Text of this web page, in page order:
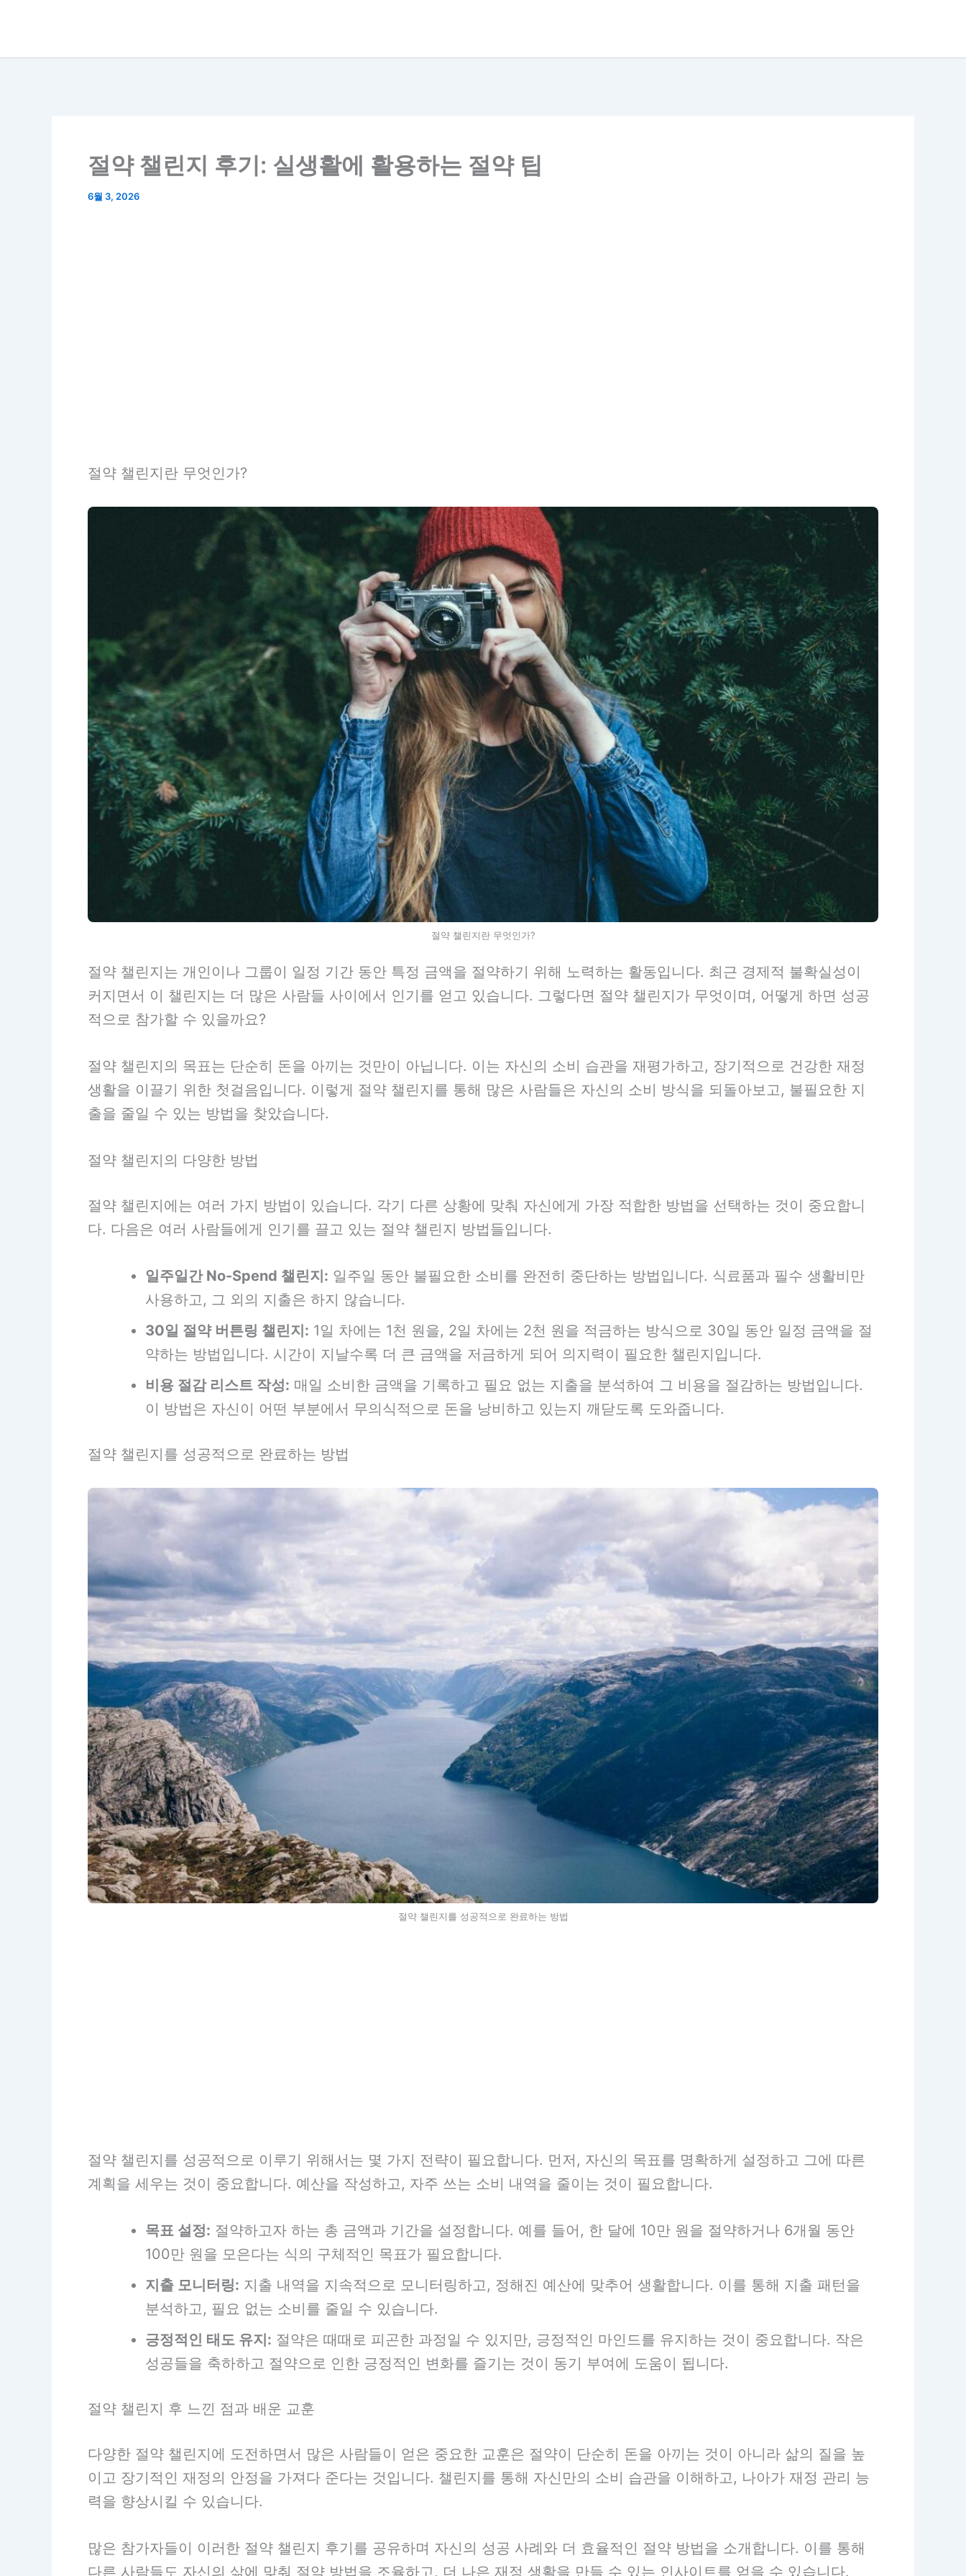
츠
절약 챌린지 후기: 실생활에 활용하는 절약 팁
6월 3, 2026
절약 챌린지란 무엇인가?
절약 챌린지란 무엇인가?
절약 챌린지는 개인이나 그룹이 일정 기간 동안 특정 금액을 절약하기 위해 노력하는 활동입니다. 최근 경제적 불확실성이
커지면서 이 챌린지는 더 많은 사람들 사이에서 인기를 얻고 있습니다. 그렇다면 절약 챌린지가 무엇이며, 어떻게 하면 성공
적으로 참가할 수 있을까요?
절약 챌린지의 목표는 단순히 돈을 아끼는 것만이 아닙니다. 이는 자신의 소비 습관을 재평가하고, 장기적으로 건강한 재정
생활을 이끌기 위한 첫걸음입니다. 이렇게 절약 챌린지를 통해 많은 사람들은 자신의 소비 방식을 되돌아보고, 불필요한 지
출을 줄일 수 있는 방법을 찾았습니다.
절약 챌린지의 다양한 방법
절약 챌린지에는 여러 가지 방법이 있습니다. 각기 다른 상황에 맞춰 자신에게 가장 적합한 방법을 선택하는 것이 중요합니
다. 다음은 여러 사람들에게 인기를 끌고 있는 절약 챌린지 방법들입니다.
일주일간 No-Spend 챌린지: 일주일 동안 불필요한 소비를 완전히 중단하는 방법입니다. 식료품과 필수 생활비만
사용하고, 그 외의 지출은 하지 않습니다.
30일 절약 버튼링 챌린지: 1일 차에는 1천 원을, 2일 차에는 2천 원을 적금하는 방식으로 30일 동안 일정 금액을 절
약하는 방법입니다. 시간이 지날수록 더 큰 금액을 저금하게 되어 의지력이 필요한 챌린지입니다.
비용 절감 리스트 작성: 매일 소비한 금액을 기록하고 필요 없는 지출을 분석하여 그 비용을 절감하는 방법입니다.
이 방법은 자신이 어떤 부분에서 무의식적으로 돈을 낭비하고 있는지 깨닫도록 도와줍니다.
절약 챌린지를 성공적으로 완료하는 방법
절약 챌린지를 성공적으로 완료하는 방법
절약 챌린지를 성공적으로 이루기 위해서는 몇 가지 전략이 필요합니다. 먼저, 자신의 목표를 명확하게 설정하고 그에 따른
계획을 세우는 것이 중요합니다. 예산을 작성하고, 자주 쓰는 소비 내역을 줄이는 것이 필요합니다.
목표 설정: 절약하고자 하는 총 금액과 기간을 설정합니다. 예를 들어, 한 달에 10만 원을 절약하거나 6개월 동안
100만 원을 모은다는 식의 구체적인 목표가 필요합니다.
지출 모니터링: 지출 내역을 지속적으로 모니터링하고, 정해진 예산에 맞추어 생활합니다. 이를 통해 지출 패턴을
분석하고, 필요 없는 소비를 줄일 수 있습니다.
긍정적인 태도 유지: 절약은 때때로 피곤한 과정일 수 있지만, 긍정적인 마인드를 유지하는 것이 중요합니다. 작은
성공들을 축하하고 절약으로 인한 긍정적인 변화를 즐기는 것이 동기 부여에 도움이 됩니다.
절약 챌린지 후 느낀 점과 배운 교훈
다양한 절약 챌린지에 도전하면서 많은 사람들이 얻은 중요한 교훈은 절약이 단순히 돈을 아끼는 것이 아니라 삶의 질을 높
이고 장기적인 재정의 안정을 가져다 준다는 것입니다. 챌린지를 통해 자신만의 소비 습관을 이해하고, 나아가 재정 관리 능
력을 향상시킬 수 있습니다.
많은 참가자들이 이러한 절약 챌린지 후기를 공유하며 자신의 성공 사례와 더 효율적인 절약 방법을 소개합니다. 이를 통해
다른 사람들도 자신의 삶에 맞춰 절약 방법을 조율하고, 더 나은 재정 생활을 만들 수 있는 인사이트를 얻을 수 있습니다.